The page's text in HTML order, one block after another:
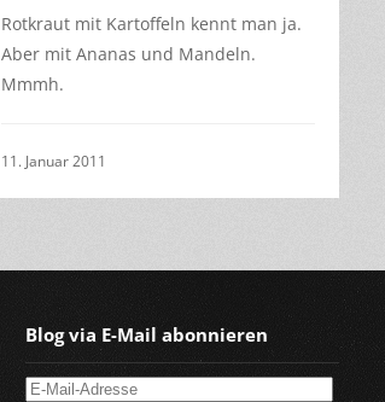
Rotkraut mit Kartoffeln kennt man ja.
Aber mit Ananas und Mandeln.
Mmmh.
11. Januar 2011
Blog via E-Mail abonnieren
E-